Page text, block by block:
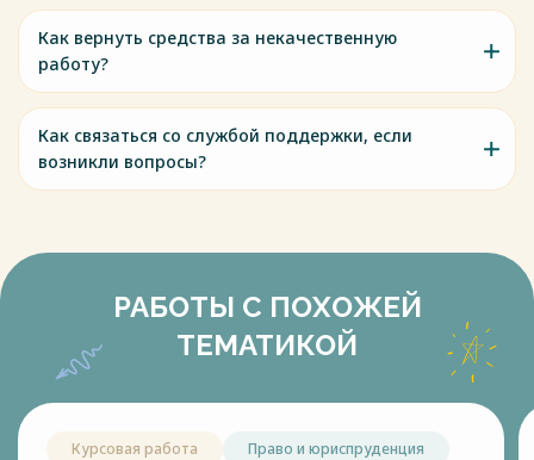
Как вернуть средства за некачественную
работу?
Как связаться со службой поддержки, если
возникли вопросы?
РАБОТЫ С ПОХОЖЕЙ
ТЕМАТИКОЙ
Курсовая работа Право и юриспруденция